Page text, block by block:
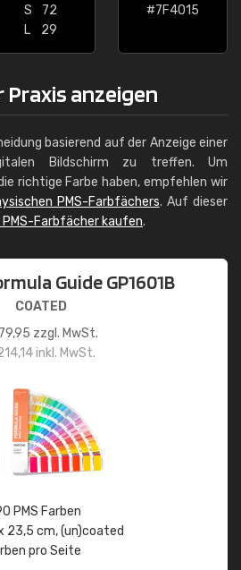
S
72
L
29
#7F4015
Praxis anzeigen
basierend auf der Anzeige einer
Bildschirm zu treffen. Um
richtige Farbe haben, empfehlen wir
PMS-Farbfächers. Auf dieser
PMS-Farbfächer kaufen.
Guide GP1601B
COATED
zzgl. MwSt.
inkl. MwSt.
PMS Farben
23,5 cm, (un)coated
pro Seite